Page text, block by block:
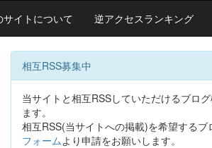
サイトについて 逆アクセスランキング
相互RSS募集中
当サイトと相互RSSしていただけるブロ
ます。
相互RSS(当サイトへの掲載)を希望するブ
フォームより申請をお願いします。